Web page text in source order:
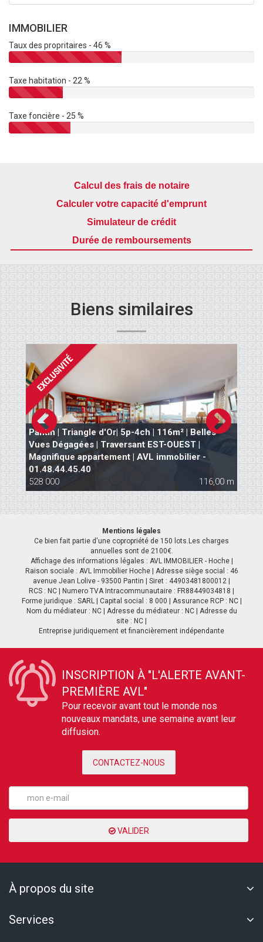
IMMOBILIER
Taux des propritaires - 46 %
Taxe habitation - 22 %
Taxe foncière - 25 %
Calcul des frais de notaire
Calculer votre capacité d'emprunt
Simulateur de crédit
Durée de remboursements
Biens similaires
Pantin | Triangle d'Or| 5p-4ch | 116m² | Belles
Vues Dégagées | Traversant EST-OUEST |
Magnifique appartement | AVL immobilier -
01.48.44.45.40
528 000
116,00 m
Mentions légales
Ce bien fait partie d'une copropriété de 150 lots.Les charges
annuelles sont de 2100€.
Affichage des informations légales : AVL IMMOBILIER - Hoche |
Raison sociale : AVL Immobilier Hoche | Adresse siège social : 46
avenue Jean Lolive - 93500 Pantin | Siret : 44903481800012 |
RCS : NC | Numero TVA Intracommunautaire : FR88449034818 |
Forme juridique : SARL | Capital social : 8 000 | Assurance RCP : NC |
Nom du médiateur : NC | Adresse du médiateur : NC | Adresse du
site : NC |
Entreprise juridiquement et financièrement indépendante
INSCRIPTION À "L'ALERTE AVANT-
PREMIÈRE AVL"
Pour recevoir avant tout le monde nos
nouveaux mandats, une semaine avant leur
diffusion.
CONTACTEZ-NOUS
VALIDER
À propos du site
Services